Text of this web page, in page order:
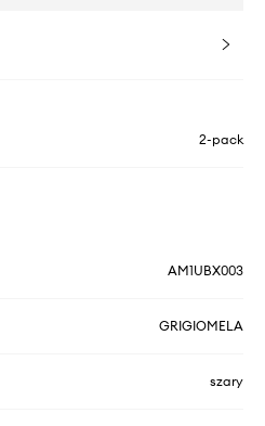
2-pack
AM1UBX003
GRIGIOMELA
szary